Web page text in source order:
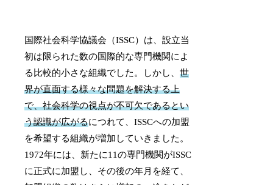
国際社会科学協議会（ISSC）は、設立当
初は限られた数の国際的な専門機関によ
る比較的小さな組織でした。しかし、世
界が直面する様々な問題を解決する上
で、社会科学の視点が不可欠であるとい
う認識が広がるにつれて、ISSCへの加盟
を希望する組織が増加していきました。
1972年には、新たに11の専門機関がISSC
に正式に加盟し、その後の年月を経て、